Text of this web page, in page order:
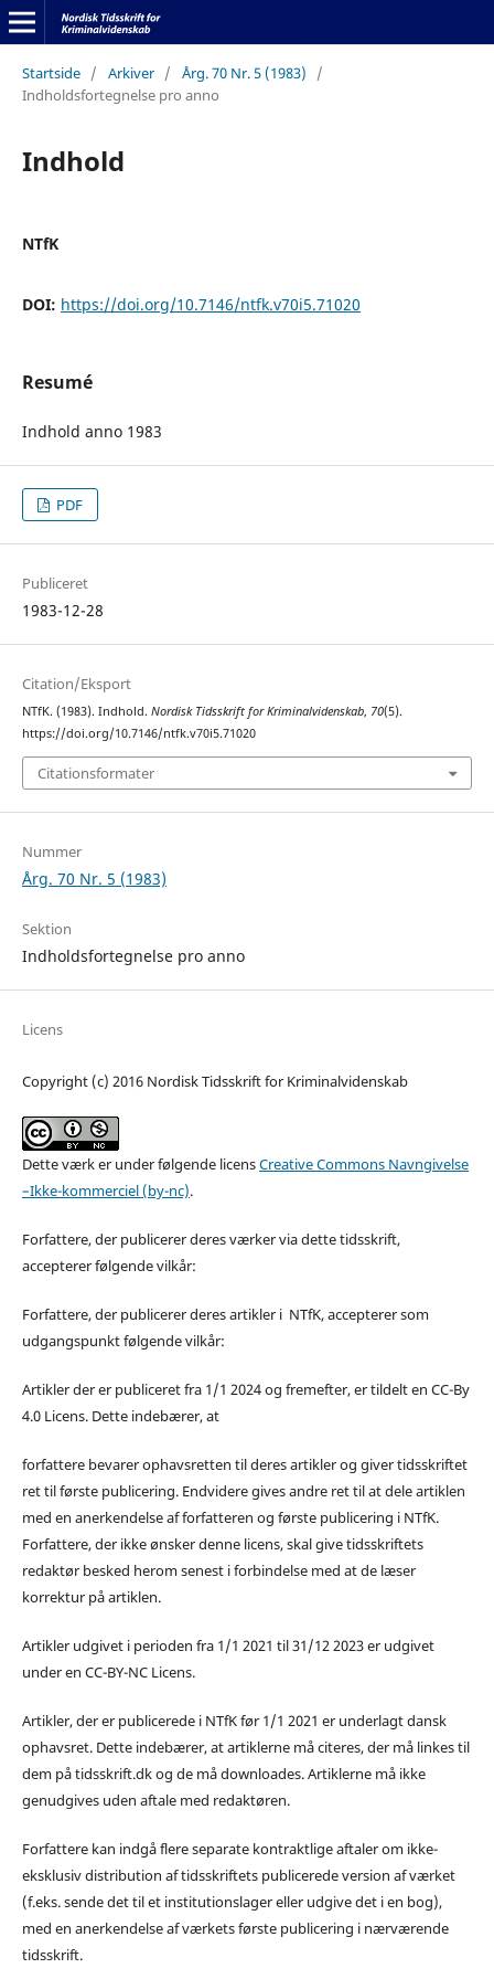
Startside / Arkiver / Årg. 70 Nr. 5 (1983)
/
Indholdsfortegnelse pro anno
Indhold
NTfK
DOI: https://doi.org/10.7146/ntfk.v70i5.71020
Resumé
Indhold anno 1983
PDF
Publiceret
1983-12-28
Citation/Eksport
NTfK. (1983). Indhold. Nordisk Tidsskrift for Kriminalvidenskab, 70(5).
https://doi.org/10.7146/ntfk.v70i5.71020
Citationsformater
Nummer
Årg. 70 Nr. 5 (1983)
Sektion
Indholdsfortegnelse pro anno
Licens
Copyright (c) 2016 Nordisk Tidsskrift for Kriminalvidenskab
Dette værk er under følgende licensCreative Commons Navngivelse
–Ikke-kommerciel (by-nc).
Forfattere, der publicerer deres værker via dette tidsskrift,
accepterer følgende vilkår:
Forfattere, der publicerer deres artikler i NTfK, accepterer som
udgangspunkt følgende vilkår:
Artikler der er publiceret fra 1/1 2024 og fremefter, er tildelt en CC-By
4.0 Licens. Dette indebærer, at
forfattere bevarer ophavsretten til deres artikler og giver tidsskriftet
ret til første publicering. Endvidere gives andre ret til at dele artiklen
med en anerkendelse af forfatteren og første publicering i NTfK.
Forfattere, der ikke ønsker denne licens, skal give tidsskriftets
redaktør besked herom senest i forbindelse med at de læser
korrektur på artiklen.
Artikler udgivet i perioden fra 1/1 2021 til 31/12 2023 er udgivet
under en CC-BY-NC Licens.
Artikler, der er publicerede i NTfK før 1/1 2021 er underlagt dansk
ophavsret. Dette indebærer, at artiklerne må citeres, der må linkes til
dem på tidsskrift.dk og de må downloades. Artiklerne må ikke
genudgives uden aftale med redaktøren.
Forfattere kan indgå flere separate kontraktlige aftaler om ikke-
eksklusiv distribution af tidsskriftets publicerede version af værket
(f.eks. sende det til et institutionslager eller udgive det i en bog),
med en anerkendelse af værkets første publicering i nærværende
tidsskrift.